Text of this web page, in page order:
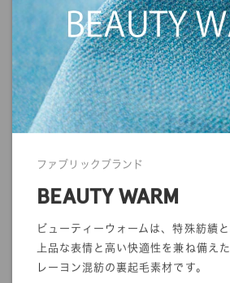
ファブリックブランド
BEAUTY WARM
ビューティーウォームは、特殊紡績
上品な表情と高い快適性を兼ね備え
レーヨン混紡の裏起毛素材です。
することができません。
ご注文の前にサンプル帳でのご確認をお勧
・商品の発送について
発送に関する注意事項を利用ガイドに記載
ご注文前に一度ご確認をお願いします。
>>ご利用ガイド
在庫／品質情報照会